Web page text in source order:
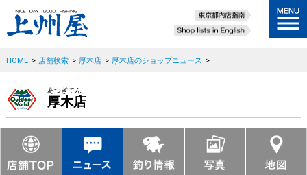
HOME > 店舗検索 > 厚木店 > 厚木店のショップニュース >
あつぎてん
厚木店